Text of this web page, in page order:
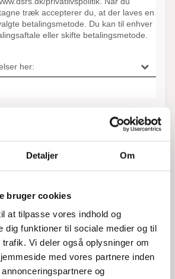
Detaljer Om
bruger cookies
at tilpasse vores indhold og
dig funktioner til sociale medier og til
Vi deler også oplysninger om
med vores partnere inden
og
UDFØRT AF
DSRS LYNÆS
- 21:11